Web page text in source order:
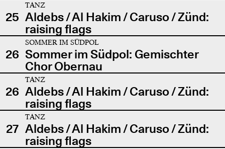
25
TANZ
Aldebs / Al Hakim / Caruso / Zünd:
raising flags
26
SOMMER IM SÜDPOL
Sommer im Südpol: Gemischter
Chor Obernau
26
TANZ
Aldebs / Al Hakim / Caruso / Zünd:
raising flags
27
TANZ
Aldebs / Al Hakim / Caruso / Zünd:
raising flags